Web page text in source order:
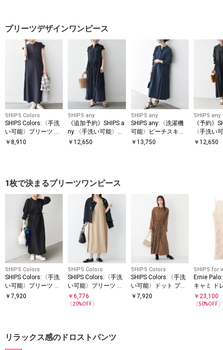
プリーツデザインワンピース
SHIPS Colors
SHIPS Colors:〈手洗
い可能〉プリーツ デ
ザイン シャツ ワンピ
￥ 8,910
SHIPS any
《追加予約》SHIPS a
ny:〈手洗い可能〉ド
ット バンドカラー フ
￥12,650
SHIPS any
SHIPS any:〈洗濯機
可能〉ピーチスキン
サイド プリーツ バン
￥ 13,750
SHIPS any
《予約》
〈手洗い
ト バンド
￥12,650
1枚で決まるプリーツワンピース
SHIPS Colors
SHIPS Colors:〈手洗
い可能〉プリーツ デ
ザイン ロングスリー
￥ 7,920
SHIPS Colors
SHIPS Colors:〈手洗
い可能〉プリーツ コ
ンビ ジャンパー ワン
ピース
￥6,776
〔20%OFF〕
SHIPS Colors
SHIPS Colors:〈手洗
い可能〉ドット プリ
ント プリーツ シャツ
￥ 7,920
SHIPS for
Ernie
キャミ ド
￥23,100
〔50%OFF〕
リラックス感のドロストパンツ